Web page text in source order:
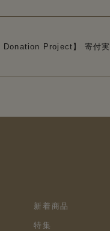
Donation Project】 寄付
新着商品
特集